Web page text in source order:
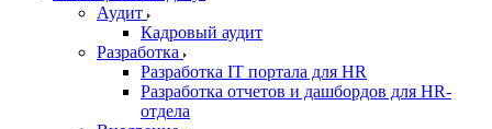
Аудит
Кадровый аудит
Разработка
Разработка IT портала для HR
Разработка отчетов и дашбордов для HR-
отдела